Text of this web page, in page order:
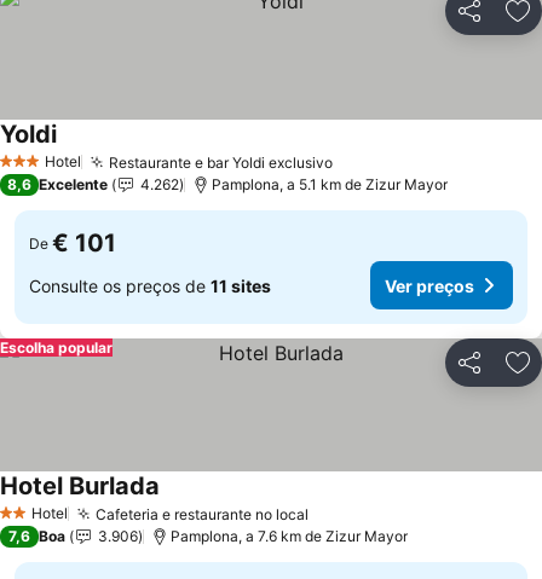
Partilhar
3 EstrelasHotel Restaurante e bar Yoldi exclusivoVer preços
YoldiVer preços
8,6 Excelente 4.262 Pamplona, a 5.1 km de Zizur Mayor
De € 101
Consulte os preços de 11 sites Ver preços
Partilhar
Escolha popular
2 Estrelas
Hotel Cafeteria e restaurante no local
Hotel Burlada
7,6 Boa 3.906 Pamplona, a 7.6 km de Zizur Mayor